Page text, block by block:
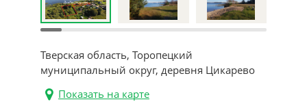
Тверская область, Торопецкий
муниципальный округ, деревня Цикарево
Показать на карте